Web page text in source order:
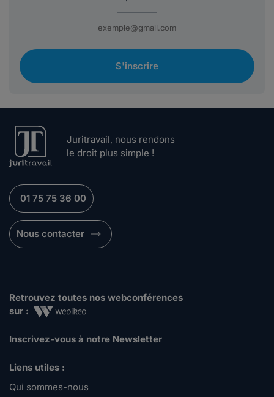
S'inscrire
Juritravail, nous rendons
le droit plus simple !
01 75 75 36 00
Nous contacter
Retrouvez toutes nos webconférences
sur :
Inscrivez-vous à notre Newsletter
Liens utiles :
Qui sommes-nous